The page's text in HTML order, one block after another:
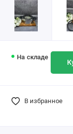
На складе
В избранное